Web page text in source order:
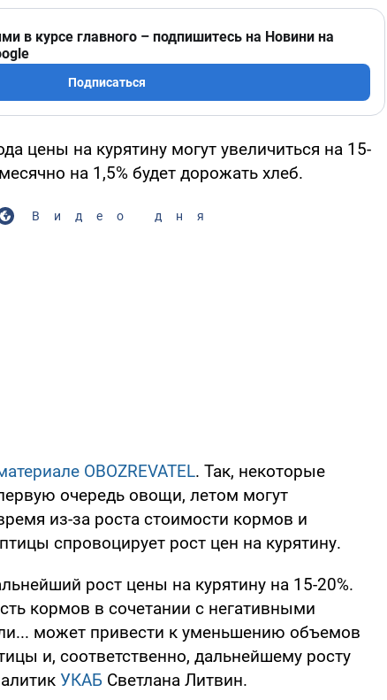
в курсе главного – подпишитесь на Новини на
Подписаться
цены на курятину могут увеличиться на 15-
на 1,5% будет дорожать хлеб.
Видео дня
OBOZREVATEL. Так, некоторые
очередь овощи, летом могут
из-за роста стоимости кормов и
спровоцирует рост цен на курятину.
рост цены на курятину на 15-20%.
кормов в сочетании с негативными
может привести к уменьшению объемов
и, соответственно, дальнейшему росту
УКАБ Светлана Литвин.